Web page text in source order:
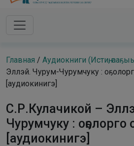
Главная / Аудиокниги (Истиҥ,
Эллэй. Чурум-Чурумчуку :
[аудиокинигэ]
С.Р.Кулачикой –
Чурумчуку : оҕолорго
[аудиокинигэ]